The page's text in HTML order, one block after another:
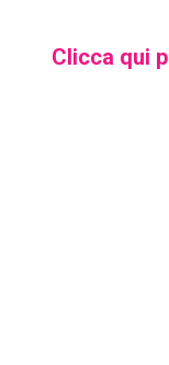
Clicca qui